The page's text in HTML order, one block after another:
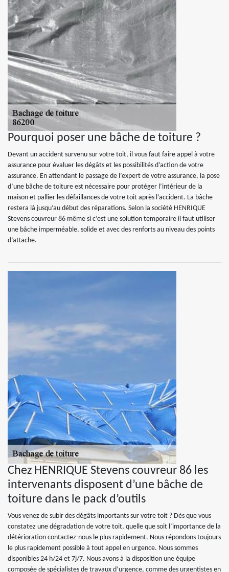
Pourquoi poser une bâche de toiture ?
Devant un accident survenu sur votre toit, il vous faut faire appel à votre
assurance pour évaluer les dégâts et les possibilités d’action de votre
assurance. En attendant le passage de l’expert de votre assurance, la pose
d’une bâche de toiture est nécessaire pour protéger l’intérieur de la
maison et pallier les défaillances de votre toit après l’accident. La bâche
restera là jusqu’au début des réparations. Selon la société HENRIQUE
Stevens couvreur 86 même si c’est une solution temporaire il faut utiliser
une bâche imperméable, solide et avec des renforts au niveau des points
d’attache.
Chez HENRIQUE Stevens couvreur 86 les
intervenants disposent d’une bâche de
toiture dans le pack d’outils
Vous venez de subir des dégâts importants sur votre toit ? Dès que vous
constatez une dégradation de votre toit, quelle que soit l’importance de la
détérioration contactez-nous le plus rapidement. Nous répondons toujours
le plus rapidement possible à tout appel en urgence. Nous sommes
disponibles 24 h/24 et 7j/7. Nous avons à la disposition une équipe
composée de spécialistes de travaux d’urgence, comme des urgentistes en